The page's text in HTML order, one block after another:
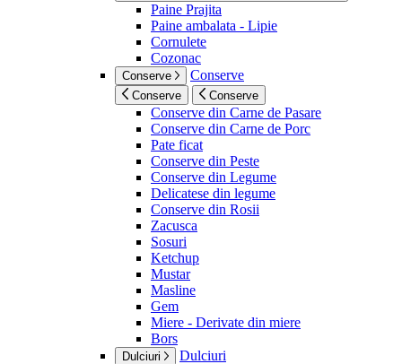
Paine Prajita
Paine ambalata - Lipie
Cornulete
Cozonac
Conserve Conserve
Conserve Conserve
Conserve din Carne de Pasare
Conserve din Carne de Porc
Pate ficat
Conserve din Peste
Conserve din Legume
Delicatese din legume
Conserve din Rosii
Zacusca
Sosuri
Ketchup
Mustar
Masline
Gem
Miere - Derivate din miere
Bors
Dulciuri Dulciuri